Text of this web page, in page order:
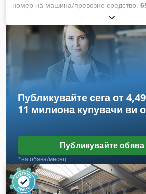
номер на машина/превозно средство:
сила на затваряне: 320 тона, пещ за
на температурата DOGUS MACHINE
на производство: 2020, отоплителна
диаметър: 1320 мм, височина: 1500 мм,
автоматизирано леене, устройство за
LSC1, година на производство: 2014,
Dcsdpfjzhaykox Ah Tok
Публикувайте сега от
11 милиона купувачи ви
Публикувайте обява
*на обява/месец